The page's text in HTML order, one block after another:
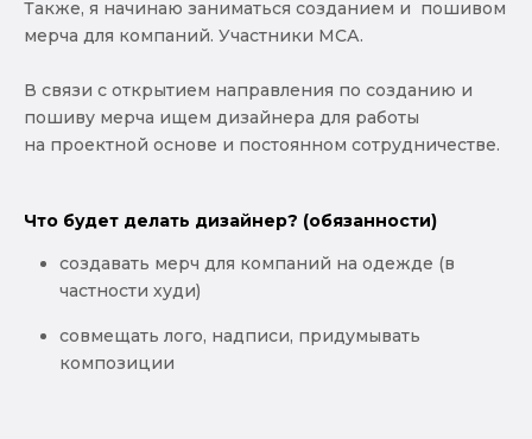
Также, я начинаю заниматься созданием и пошивом
мерча для компаний. Участники МСА.
В связи с открытием направления по созданию и
пошиву мерча ищем дизайнера для работы
на проектной основе и постоянном сотрудничестве.
Что будет делать дизайнер? (обязанности)
создавать мерч для компаний на одежде (в
частности худи)
совмещать лого, надписи, придумывать
композиции